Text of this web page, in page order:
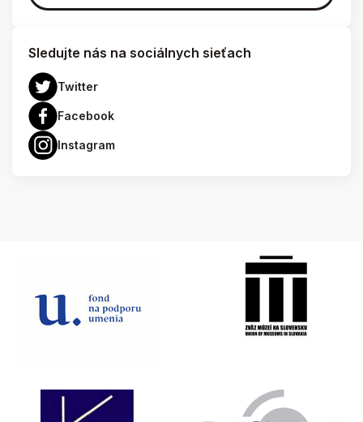
Sledujte nás na sociálnych sieťach
Twitter
Facebook
Instagram